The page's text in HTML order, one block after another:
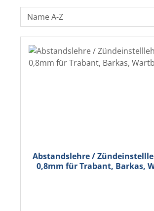
Abstandslehre /
0,8mm für Trabant, Barkas,